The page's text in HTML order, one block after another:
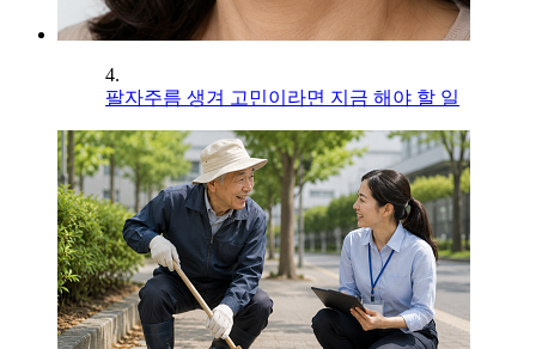
4.
팔자주름 생겨 고민이라면 지금 해야 할 일